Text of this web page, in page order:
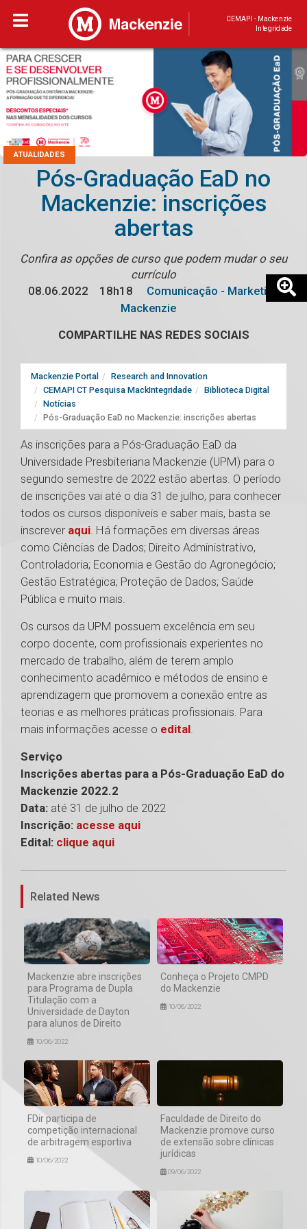
CEMAPI - Mackenzie
Integridade
ATUALIDADES
Pós-Graduação EaD no
Mackenzie: inscrições
abertas
Confira as opções de curso que podem mudar o seu
currículo
08.06.2022
18h18
Comunicação - Marketing
Mackenzie
COMPARTILHE NAS REDES SOCIAIS
Mackenzie Portal
Research and Innovation
CEMAPI CT Pesquisa MackIntegridade
Biblioteca Digital
Notícias
Pós-Graduação EaD no Mackenzie: inscrições abertas
As inscrições para a Pós-Graduação EaD da
Universidade Presbiteriana Mackenzie (UPM) para o
segundo semestre de 2022 estão abertas. O período
de inscrições vai até o dia 31 de julho, para conhecer
todos os cursos disponíveis e saber mais, basta se
inscrever aqui. Há formações em diversas áreas
como Ciências de Dados; Direito Administrativo,
Controladoria; Economia e Gestão do Agronegócio;
Gestão Estratégica; Proteção de Dados; Saúde
Pública e muito mais.
Os cursos da UPM possuem excelência em seu
corpo docente, com profissionais experientes no
mercado de trabalho, além de terem amplo
conhecimento acadêmico e métodos de ensino e
aprendizagem que promovem a conexão entre as
teorias e as melhores práticas profissionais. Para
mais informações acesse o edital.
Serviço
Inscrições abertas para a Pós-Graduação EaD do
Mackenzie 2022.2
Data: até 31 de julho de 2022
Inscrição: acesse aqui
Edital: clique aqui
Related News
Mackenzie abre inscrições
para Programa de Dupla
Titulação com a
Universidade de Dayton
para alunos de Direito
10/06/2022
Conheça o Projeto CMPD
do Mackenzie
10/06/2022
FDir participa de
competição internacional
de arbitragem esportiva
10/06/2022
Faculdade de Direito do
Mackenzie promove curso
de extensão sobre clínicas
jurídicas
09/06/2022